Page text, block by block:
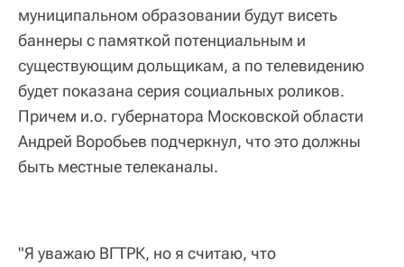
муниципальном образовании будут висеть
баннеры с памяткой потенциальным и
существующим дольщикам, а по телевидению
будет показана серия социальных роликов.
Причем и.о. губернатора Московской области
Андрей Воробьев подчеркнул, что это должны
быть местные телеканалы.
"Я уважаю ВГТРК, но я считаю, что